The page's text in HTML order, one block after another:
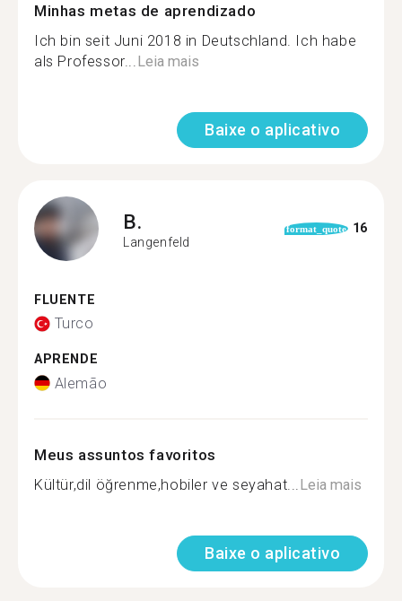
Minhas metas de aprendizado
Ich bin seit Juni 2018 in Deutschland. Ich habe
als Professor... Leia mais
Baixe o aplicativo
B.
Langenfeld
format_quote 16
FLUENTE
Turco
APRENDE
Alemão
Meus assuntos favoritos
Kültür,dil öğrenme,hobiler ve seyahat... Leia mais
Baixe o aplicativo